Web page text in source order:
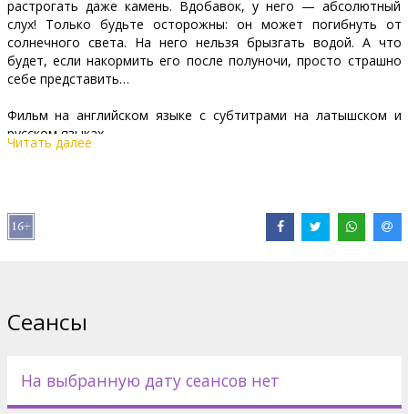
растрогать даже камень. Вдобавок, у него — абсолютный
слух! Только будьте осторожны: он может погибнуть от
солнечного света. На него нельзя брызгать водой. А что
будет, если накормить его после полуночи, просто страшно
себе представить…
Фильм на английском языке с субтитрами на латышском и
русском языках.
Pежиссер :
В ролях:
Hoyt Axton
Читать далее
Сеансы
На выбранную дату сеансов нет